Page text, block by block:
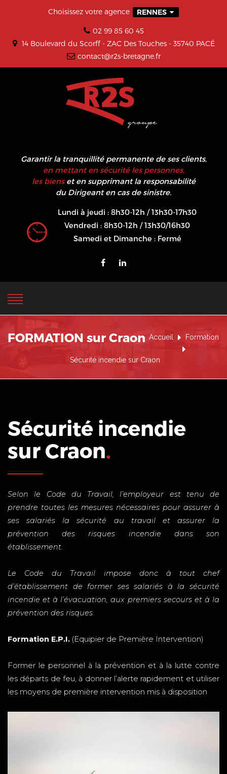
Choisissez votre agence RENNES
02 99 85 60 45
14 Boulevard du Scorff - ZAC Des Touches - 35740 PACÉ
contact@r2s-bretagne.fr
Garantir la tranquillité permanente de ses clients,
en mettant en sécurité les personnes,
les bienset en supprimant la responsabilité
du Dirigeant en cas de sinistre.
Lundi à jeudi : 8h30-12h / 13h30-17h30
Vendredi : 8h30-12h / 13h30/16h30
Samedi et Dimanche : Fermé
FORMATION sur Craon Accueil Formation
Sécurité incendie sur Craon
Sécurité incendie
sur Craon.
Selon le Code du Travail, l’employeur est tenu de
prendre toutes les mesures nécessaires pour assurer à
ses salariés la sécurité au travail et assurer la
prévention des risques incendie dans son
établissement.
Le Code du Travail impose donc à tout chef
d’établissement de former ses salariés à la sécurité
incendie et à l’évacuation, aux premiers secours et à la
prévention des risques.
Formation E.P.I. (Equipier de Première Intervention)
Former le personnel à la prévention et à la lutte contre
les départs de feu, à donner l’alerte rapidement et utiliser
les moyens de première intervention mis à disposition